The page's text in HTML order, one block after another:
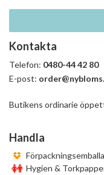
Kontakta
Telefon: 0480-44 42 80
E-post:
Butikens ordinarie
Handla
Hygien &